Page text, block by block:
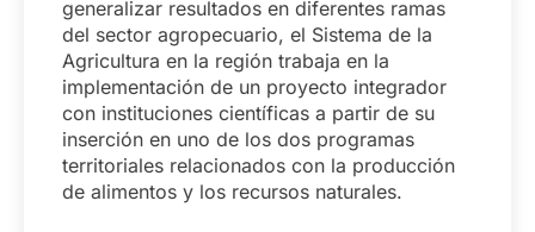
generalizar resultados en diferentes ramas
del sector agropecuario, el Sistema de la
Agricultura en la región trabaja en la
implementación de un proyecto integrador
con instituciones científicas a partir de su
inserción en uno de los dos programas
territoriales relacionados con la producción
de alimentos y los recursos naturales.